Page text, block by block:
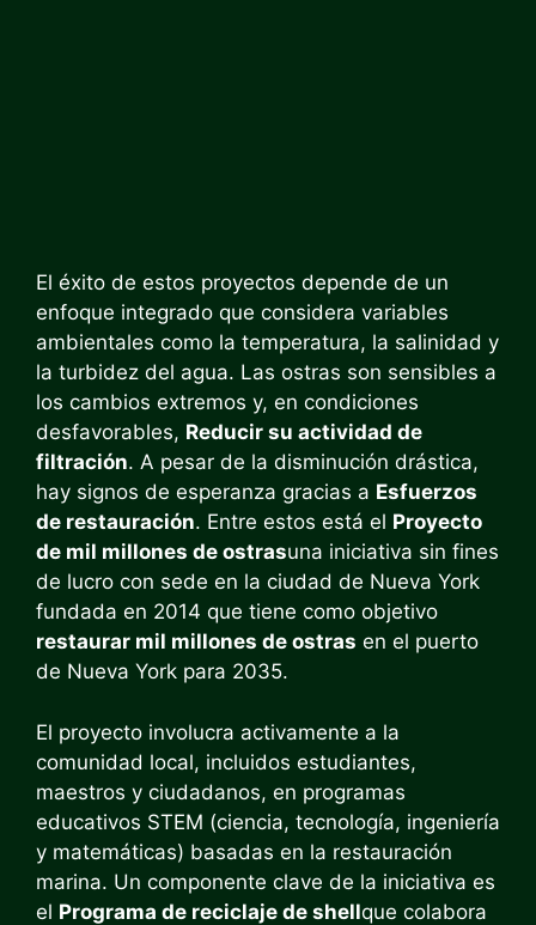
El éxito de estos proyectos depende de un
enfoque integrado que considera variables
ambientales como la temperatura, la salinidad y
la turbidez del agua. Las ostras son sensibles a
los cambios extremos y, en condiciones
desfavorables, Reducir su actividad de
filtración. A pesar de la disminución drástica,
hay signos de esperanza gracias a Esfuerzos
de restauración. Entre estos está el Proyecto
de mil millones de ostrasuna iniciativa sin fines
de lucro con sede en la ciudad de Nueva York
fundada en 2014 que tiene como objetivo
restaurar mil millones de ostras en el puerto
de Nueva York para 2035.
El proyecto involucra activamente a la
comunidad local, incluidos estudiantes,
maestros y ciudadanos, en programas
educativos STEM (ciencia, tecnología, ingeniería
y matemáticas) basadas en la restauración
marina. Un componente clave de la iniciativa es
el Programa de reciclaje de shellque colabora